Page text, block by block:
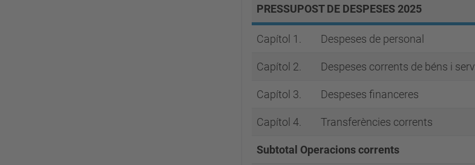
PRESSUPOST DE DESPESES 2025
Capítol 1. Despeses de personal
Capítol 2. Despeses corrents de béns i
Capítol 3. Despeses financeres
Capítol 4. Transferències corrents
Subtotal Operacions corrents